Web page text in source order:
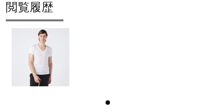
閲覧履歴